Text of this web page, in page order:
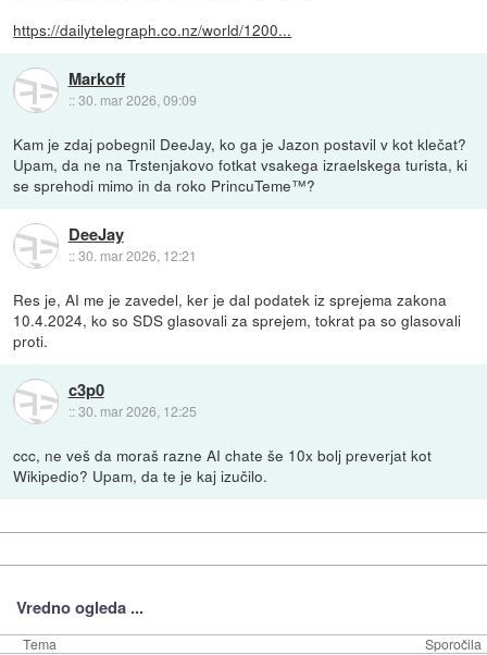
https://dailytelegraph.co.nz/world/1200...
Markoff
::30. mar 2026, 09:09
Kam je zdaj pobegnil DeeJay, ko ga je Jazon postavil v kot klečat?
Upam, da ne na Trstenjakovo fotkat vsakega izraelskega turista, ki
se sprehodi mimo in da roko PrincuTeme™?
DeeJay
::30. mar 2026, 12:21
Res je, AI me je zavedel, ker je dal podatek iz sprejema zakona
10.4.2024, ko so SDS glasovali za sprejem, tokrat pa so glasovali
proti.
c3p0
::30. mar 2026, 12:25
ccc, ne veš da moraš razne AI chate še 10x bolj preverjat kot
Wikipedio? Upam, da te je kaj izučilo.
Vredno ogleda ...
Tema Sporočila